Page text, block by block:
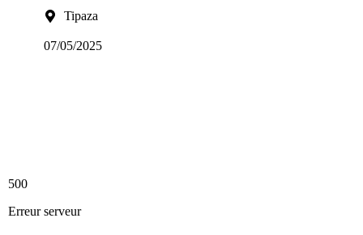
Tipaza
07/05/2025
500
Erreur serveur